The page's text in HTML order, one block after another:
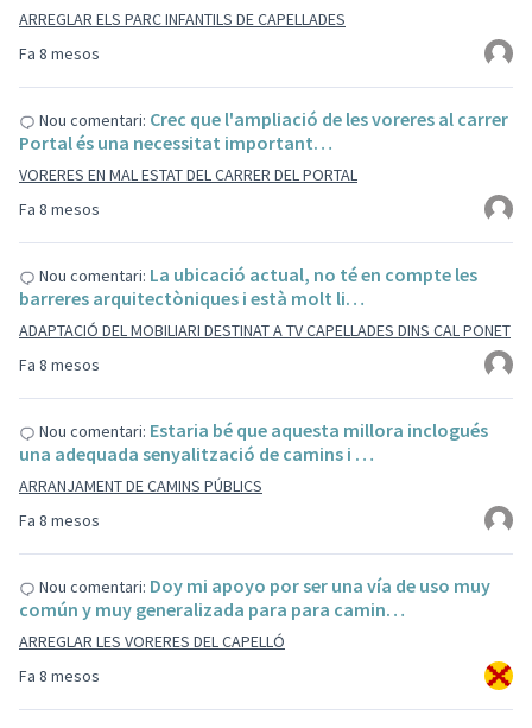
Fa 8 mesos
ARREGLAR ELS PARC INFANTILS DE CAPELLADES
Fa 8 mesos
Nou comentari: Crec que l'ampliació de les voreres al carrer
Portal és una necessitat important…
VORERES EN MAL ESTAT DEL CARRER DEL PORTAL
Fa 8 mesos
Nou comentari: La ubicació actual, no té en compte les
barreres arquitectòniques i està molt li…
ADAPTACIÓ DEL MOBILIARI DESTINAT A TV CAPELLADES DINS CAL PONET
Fa 8 mesos
Nou comentari: Estaria bé que aquesta millora inclogués
una adequada senyalització de camins i …
ARRANJAMENT DE CAMINS PÚBLICS
Fa 8 mesos
Nou comentari: Doy mi apoyo por ser una vía de uso muy
común y muy generalizada para para camin…
ARREGLAR LES VORERES DEL CAPELLÓ